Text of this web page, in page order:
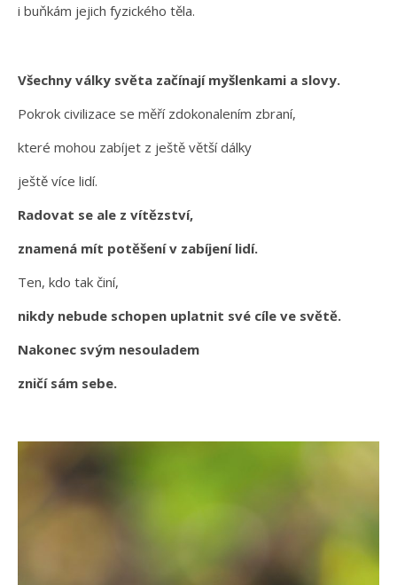
i buňkám jejich fyzického těla.
Všechny války světa začínají myšlenkami a slovy.
Pokrok civilizace se měří zdokonalením zbraní,
které mohou zabíjet z ještě větší dálky
ještě více lidí.
Radovat se ale z vítězství,
znamená mít potěšení v zabíjení lidí.
Ten, kdo tak činí,
nikdy nebude schopen uplatnit své cíle ve světě.
Nakonec svým nesouladem
zničí sám sebe.